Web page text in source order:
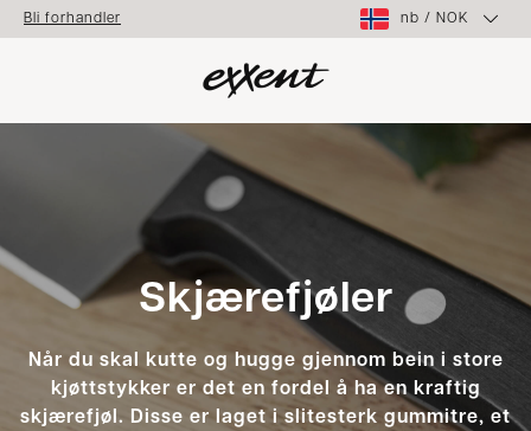
Bli forhandler nb / NOK
Skjærefjøler
Når du skal kutte og hugge gjennom bein i store
kjøttstykker er det en fordel å ha en kraftig
skjærefjøl. Disse er laget i slitesterk gummitre, et